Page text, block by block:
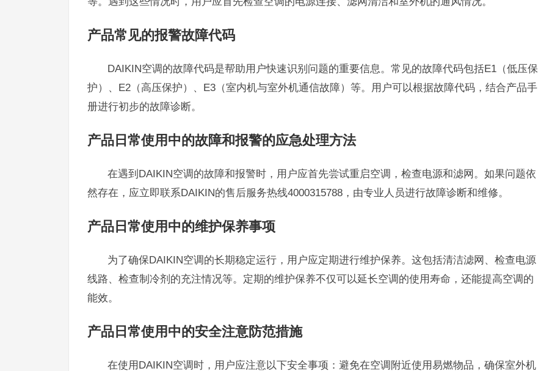
产品常见的报警故障代码
DAIKIN空调的故障代码是帮助用户快速识别问题的重要信息。常见的故障代码包括E1（低压保
护）、E2（高压保护）、E3（室内机与室外机通信故障）等。用户可以根据故障代码，结合产品手
册进行初步的故障诊断。
产品日常使用中的故障和报警的应急处理方法
在遇到DAIKIN空调的故障和报警时，用户应首先尝试重启空调，检查电源和滤网。如果问题依
然存在，应立即联系DAIKIN的售后服务热线4000315788，由专业人员进行故障诊断和维修。
产品日常使用中的维护保养事项
为了确保DAIKIN空调的长期稳定运行，用户应定期进行维护保养。这包括清洁滤网、检查电源
线路、检查制冷剂的充注情况等。定期的维护保养不仅可以延长空调的使用寿命，还能提高空调的
能效。
产品日常使用中的安全注意防范措施
在使用DAIKIN空调时，用户应注意以下安全事项：避免在空调附近使用易燃物品，确保室外机